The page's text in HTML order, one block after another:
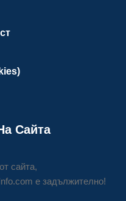
Сайта
сайта,
е задължително!